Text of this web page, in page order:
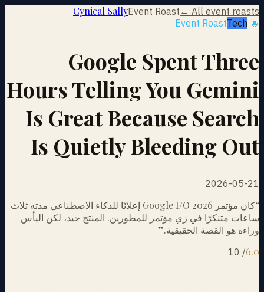
Cynical SallyEvent Roast ← All event roasts
🔥 Event Roast
Tech
Google Spent Three
Hours Telling You Gemini
Is Great Because Search
Is Quietly Bleeding Out
2026-05-21
“
كان مؤتمر Google I/O 2026 إعلانًا للذكاء الاصطناعي مدته ثلاث
ساعات متنكرًا في زي مؤتمر للمطورين. المنتج جيد، لكن اليأس
وراءه هو القصة الحقيقية.”
6.0
/
10